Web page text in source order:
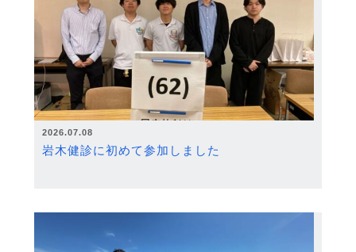
2026.07.08
岩木健診に初めて参加しました